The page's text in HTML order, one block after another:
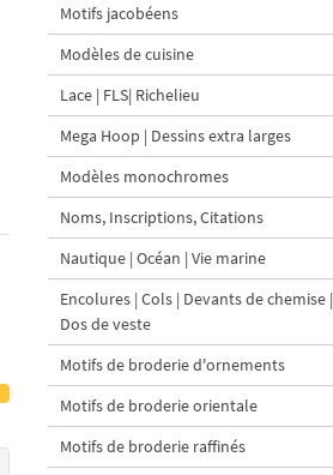
tailles
$4| Acheter
Motifs jacobéens
Modèles de cuisine
Lace | FLS| Richelieu
Mega Hoop | Dessins extra larges
Modèles monochromes
Noms, Inscriptions, Citations
Nautique | Océan | Vie marine
Encolures | Cols | Devants de chemise |
Dos de veste
Motifs de broderie d'ornements
Motifs de broderie orientale
Motifs de broderie raffinés